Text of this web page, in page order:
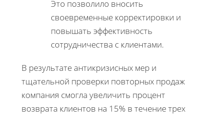
Это позволило вносить
своевременные корректировки и
повышать эффективность
сотрудничества с клиентами.
В результате антикризисных мер и
тщательной проверки повторных продаж
компания смогла увеличить процент
возврата клиентов на 15% в течение трех